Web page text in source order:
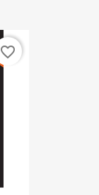
favorite_border